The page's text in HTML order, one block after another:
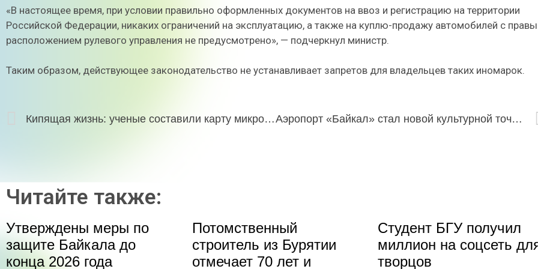
«В настоящее время, при условии правильно оформленных документов на ввоз и регистрацию на территории
Российской Федерации, никаких ограничений на эксплуатацию, а также на куплю-продажу автомобилей с
расположением рулевого управления не предусмотрено», — подчеркнул министр.
Таким образом, действующее законодательство не устанавливает запретов для владельцев таких иномарок.
Кипящая жизнь: ученые составили карту микробного разнообразия байкальских горячих источников Аэропорт «Байкал» стал новой культурной точкой Бурятии
Читайте также:
Утверждены меры по
защите Байкала до
конца 2026 года
Потомственный
строитель из Бурятии
отмечает 70 лет и
Студент БГУ получил
миллион на соцсеть
творцов